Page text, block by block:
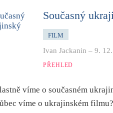
Současný
FILM
Ivan Jackanin – 9.
PŘEHLED
víme o současném
víme o ukrajinském